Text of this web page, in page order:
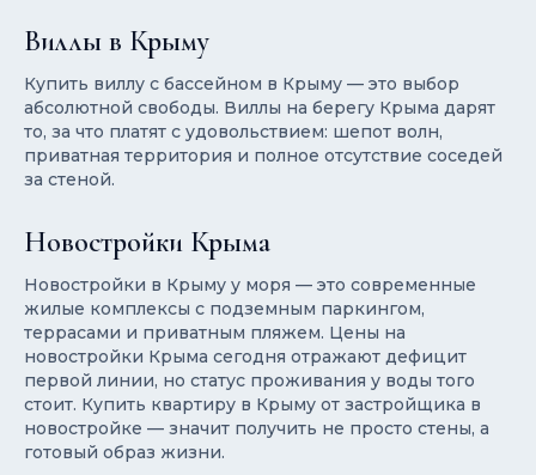
Виллы в Крыму
Купить виллу с бассейном в Крыму — это выбор
абсолютной свободы. Виллы на берегу Крыма дарят
то, за что платят с удовольствием: шепот волн,
приватная территория и полное отсутствие соседей
за стеной.
Новостройки Крыма
Новостройки в Крыму у моря — это современные
жилые комплексы с подземным паркингом,
террасами и приватным пляжем. Цены на
новостройки Крыма сегодня отражают дефицит
первой линии, но статус проживания у воды того
стоит. Купить квартиру в Крыму от застройщика в
новостройке — значит получить не просто стены, а
готовый образ жизни.